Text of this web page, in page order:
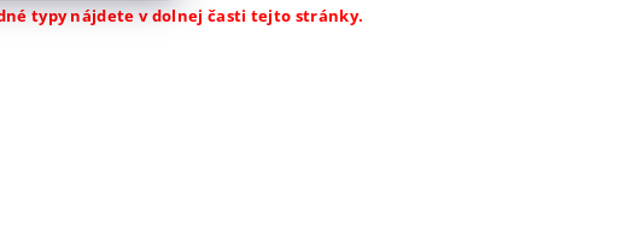
typy nájdete v dolnej časti tejto stránky.